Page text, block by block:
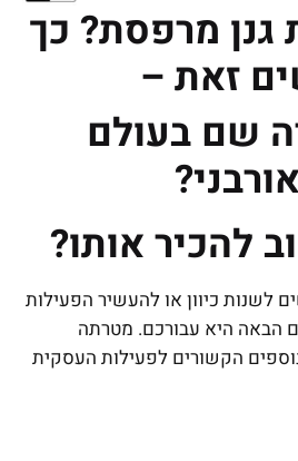
גנן מרפסת? כך
זאת –
שם בעולם
להכיר אותו?
כיוון או להעשיר הפעילות
הבאה היא עבורכם. מטרתה
הקשורים לפעילות העסקית